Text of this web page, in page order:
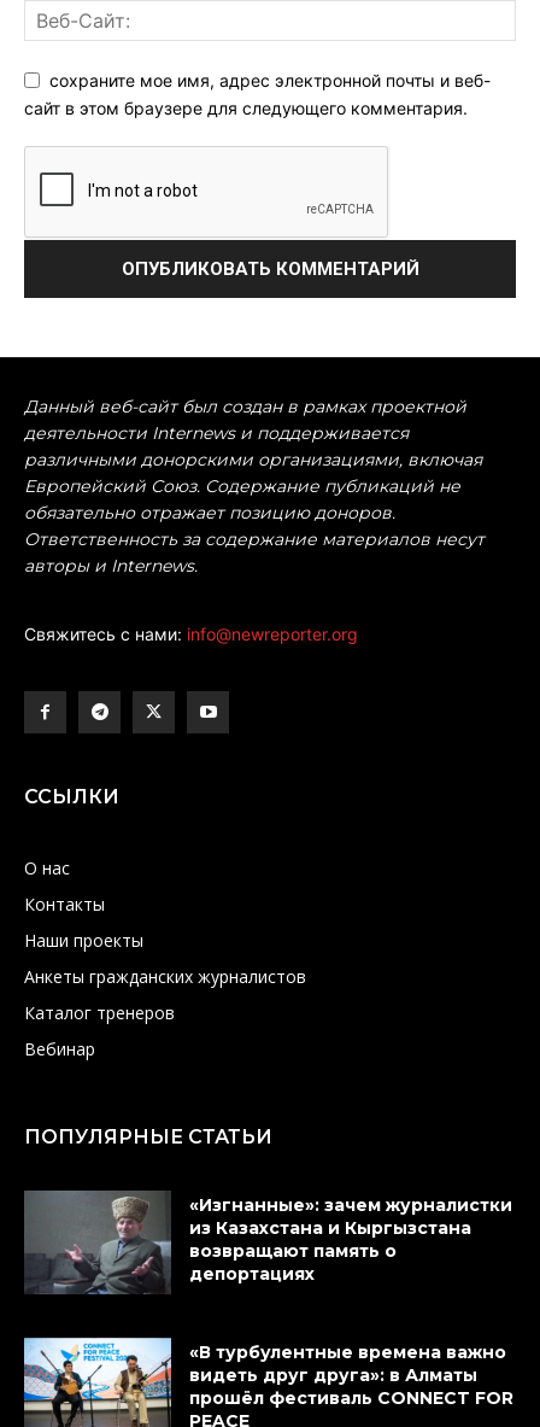
сохраните мое имя, адрес электронной почты и веб-
сайт в этом браузере для следующего комментария.
Данный веб-сайт был создан в рамках проектной
деятельности Internews и поддерживается
различными донорскими организациями, включая
Европейский Союз. Содержание публикаций не
обязательно отражает позицию доноров.
Ответственность за содержание материалов несут
авторы и Internews.
Свяжитесь с нами: info@newreporter.org
ССЫЛКИ
О нас
Контакты
Наши проекты
Анкеты гражданских журналистов
Каталог тренеров
Вебинар
ПОПУЛЯРНЫЕ СТАТЬИ
«Изгнанные»: зачем журналистки
из Казахстана и Кыргызстана
возвращают память о
депортациях
«В турбулентные времена важно
видеть друг друга»: в Алматы
прошёл фестиваль CONNECT FOR
PEACE